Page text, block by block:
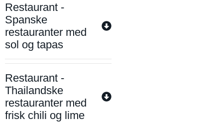
Restaurant -
Spanske
restauranter med
sol og tapas
Restaurant -
Thailandske
restauranter med
frisk chili og lime